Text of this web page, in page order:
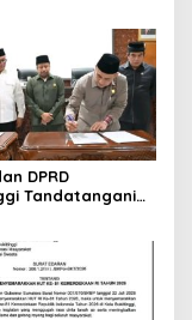
Mahkamah Agung
K/Pdt/2022
DPRD
Tandatangani